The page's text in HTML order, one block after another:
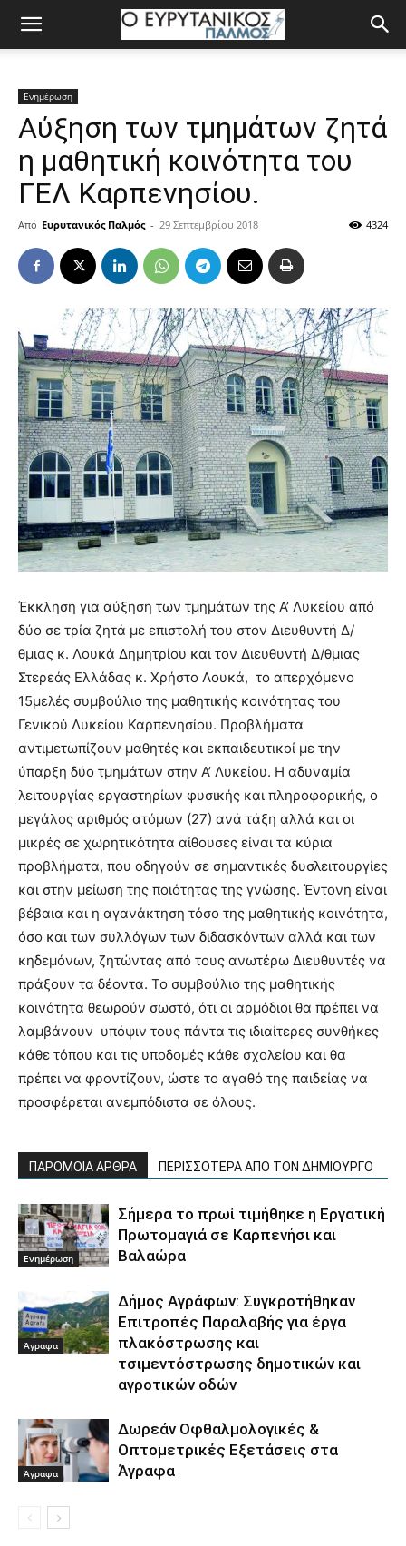
Ενημέρωση
Αύξηση των τμημάτων ζητά
η μαθητική κοινότητα του
ΓΕΛ Καρπενησίου.
Από Ευρυτανικός Παλμός - 29 Σεπτεμβρίου 2018 4324
Έκκληση για αύξηση των τμημάτων της Α’ Λυκείου από
δύο σε τρία ζητά με επιστολή του στον Διευθυντή Δ/
θμιας κ. Λουκά Δημητρίου και τον Διευθυντή Δ/θμιας
Στερεάς Ελλάδας κ. Χρήστο Λουκά, το απερχόμενο
15μελές συμβούλιο της μαθητικής κοινότητας του
Γενικού Λυκείου Καρπενησίου. Προβλήματα
αντιμετωπίζουν μαθητές και εκπαιδευτικοί με την
ύπαρξη δύο τμημάτων στην Α’ Λυκείου. Η αδυναμία
λειτουργίας εργαστηρίων φυσικής και πληροφορικής, ο
μεγάλος αριθμός ατόμων (27) ανά τάξη αλλά και οι
μικρές σε χωρητικότητα αίθουσες είναι τα κύρια
προβλήματα, που οδηγούν σε σημαντικές δυσλειτουργίες
και στην μείωση της ποιότητας της γνώσης. Έντονη είναι
βέβαια και η αγανάκτηση τόσο της μαθητικής κοινότητα,
όσο και των συλλόγων των διδασκόντων αλλά και των
κηδεμόνων, ζητώντας από τους ανωτέρω Διευθυντές να
πράξουν τα δέοντα. Το συμβούλιο της μαθητικής
κοινότητα θεωρούν σωστό, ότι οι αρμόδιοι θα πρέπει να
λαμβάνουν υπόψιν τους πάντα τις ιδιαίτερες συνθήκες
κάθε τόπου και τις υποδομές κάθε σχολείου και θα
πρέπει να φροντίζουν, ώστε το αγαθό της παιδείας να
προσφέρεται ανεμπόδιστα σε όλους.
ΠΑΡΟΜΟΙΑ ΑΡΘΡΑ ΠΕΡΙΣΣΟΤΕΡΑ ΑΠΟ ΤΟΝ ΔΗΜΙΟΥΡΓΟ
Ενημέρωση
Σήμερα το πρωί τιμήθηκε η Εργατική
Πρωτομαγιά σε Καρπενήσι και
Βαλαώρα
Άγραφα
Δήμος Αγράφων: Συγκροτήθηκαν
Επιτροπές Παραλαβής για έργα
πλακόστρωσης και
τσιμεντόστρωσης δημοτικών και
αγροτικών οδών
Άγραφα
Δωρεάν Οφθαλμολογικές &
Οπτομετρικές Εξετάσεις στα
Άγραφα